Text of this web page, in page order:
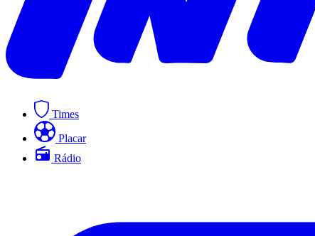
Times
Placar
Rádio